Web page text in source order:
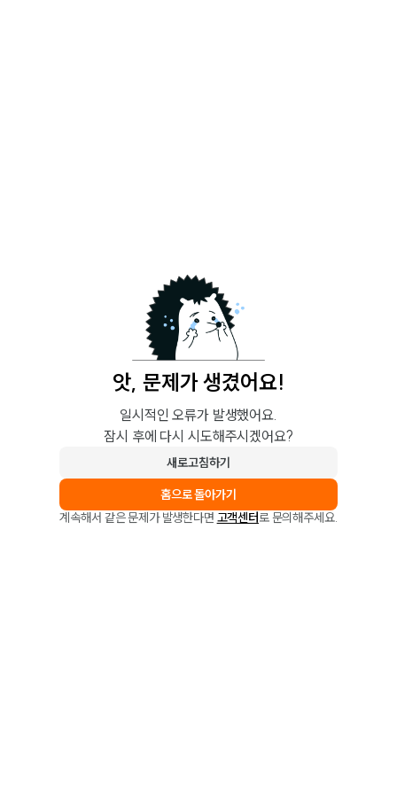
앗, 문제가 생겼어요!
일시적인 오류가 발생했어요.
잠시 후에 다시 시도해주시겠어요?
새로고침하기
홈으로 돌아가기
계속해서 같은 문제가 발생한다면 고객센터로 문의해주세요.